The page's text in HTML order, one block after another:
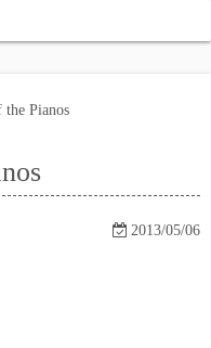
the Pianos
2013/05/06